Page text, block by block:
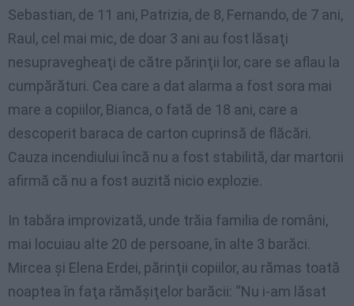
Sebastian, de 11 ani, Patrizia, de 8, Fernando, de 7 ani,
Raul, cel mai mic, de doar 3 ani au fost lăsaţi
nesupravegheaţi de către părinţii lor, care se aflau la
cumpărături. Cea care a dat alarma a fost sora mai
mare a copiilor, Bianca, o fată de 18 ani, care a
descoperit baraca de carton cuprinsă de flăcări.
Cauza incendiului încă nu a fost stabilită, dar martorii
afirmă că nu a fost auzită nicio explozie.
In tabăra improvizată, unde trăia familia de români,
mai locuiau alte 20 de persoane, în alte 3 barăci.
Mircea şi Elena Erdei, părinţii copiilor, au rămas toată
noaptea în faţa rămăşiţelor barăcii: “Nu i-am lăsat